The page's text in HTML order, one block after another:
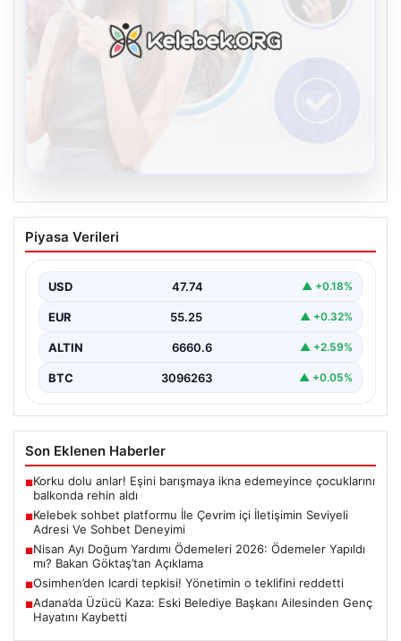
Kelebek sohbet platformu İle Çevrim içi
İletişimin Seviyeli Adresi Ve Sohbet
Sanal ortamında insanların seviyeli bir biçimde bağlantı
Halen…
Piyasa Verileri
USD 47.74 ▲ +0.18%
EUR 55.25 ▲ +0.32%
ALTIN 6660.6 ▲ +2.59%
BTC 3096263 ▲ +0.05%
Son Eklenen Haberler
■Korku dolu anlar! Eşini barışmaya ikna edemeyince çocuklarını
balkonda rehin aldı
■Kelebek sohbet platformu İle Çevrim içi İletişimin Seviyeli
Adresi Ve Sohbet Deneyimi
■Nisan Ayı Doğum Yardımı Ödemeleri 2026: Ödemeler Yapıldı
mı? Bakan Göktaş’tan Açıklama
■Osimhen’den Icardi tepkisi! Yönetimin o teklifini reddetti
■Adana’da Üzücü Kaza: Eski Belediye Başkanı Ailesinden Genç
Hayatını Kaybetti